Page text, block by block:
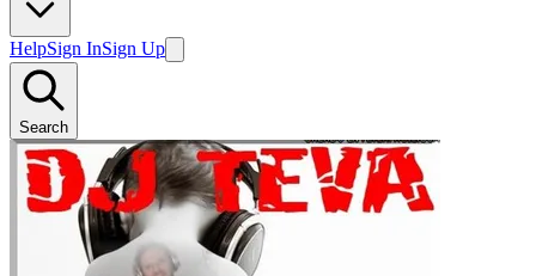
HelpSign InSign Up
Search